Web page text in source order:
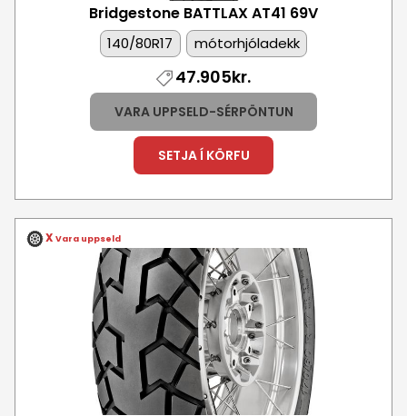
Bridgestone BATTLAX AT41 69V
140/80R17 mótorhjóladekk
47.905kr.
VARA UPPSELD-SÉRPÖNTUN
SETJA Í KÖRFU
X Vara uppseld